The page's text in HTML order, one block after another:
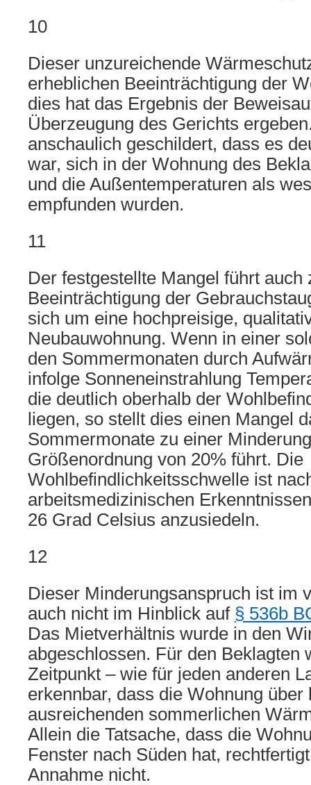
10
Dieser unzureichende
erheblichen Beeinträchtigung der
dies hat das Ergebnis der
Überzeugung des Gerichts
anschaulich geschildert, dass es
war, sich in der Wohnung des
und die Außentemperaturen als
empfunden wurden.
11
Der festgestellte Mangel führt auch
Beeinträchtigung der
sich um eine hochpreisige,
Neubauwohnung. Wenn in einer
den Sommermonaten durch
infolge Sonneneinstrahlung
die deutlich oberhalb der
liegen, so stellt dies einen Mangel
Sommermonate zu einer
Größenordnung von 20% führt. Die
Wohlbefindlichkeitsschwelle ist
arbeitsmedizinischen
26 Grad Celsius anzusiedeln.
12
Dieser Minderungsanspruch ist im
auch nicht im Hinblick auf § 536b
Das Mietverhältnis wurde in den
abgeschlossen. Für den Beklagten
Zeitpunkt – wie für jeden anderen
erkennbar, dass die Wohnung über
ausreichenden sommerlichen
Allein die Tatsache, dass die
Fenster nach Süden hat,
Annahme nicht.